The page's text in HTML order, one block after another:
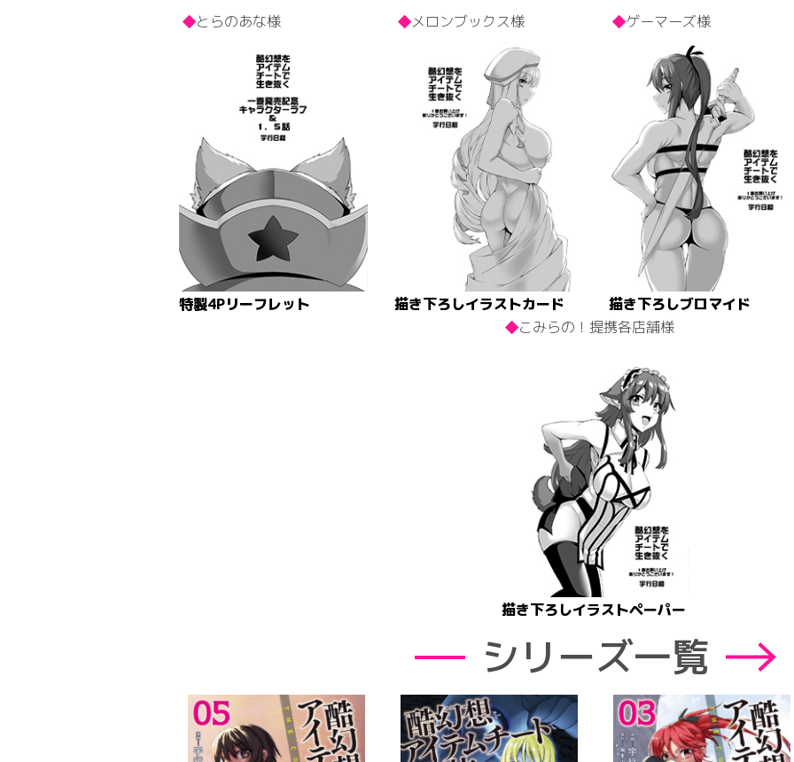
とらのあな様
特製4Pリーフレット
メロンブックス様
描き下ろしイラストカード
ゲーマーズ様
描き下ろしブロマイド
こみらの！提携各店舗様
描き下ろしイラストペーパー
シリーズ一覧